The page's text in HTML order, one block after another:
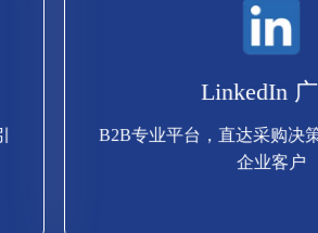
LinkedIn
B2B专业平台，直达采购决
企业客户
LinkedIn 广
B2B专业平台，直达采购决
查看更多